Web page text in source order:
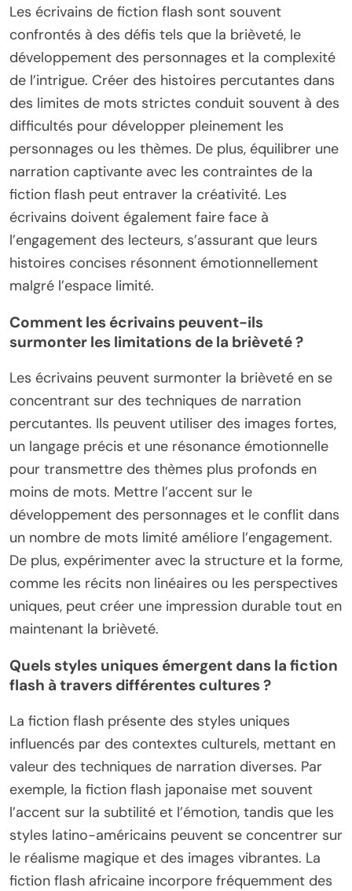
Les écrivains de fiction flash sont souvent
confrontés à des défis tels que la brièveté, le
développement des personnages et la complexité
de l’intrigue. Créer des histoires percutantes dans
des limites de mots strictes conduit souvent à des
difficultés pour développer pleinement les
personnages ou les thèmes. De plus, équilibrer une
narration captivante avec les contraintes de la
fiction flash peut entraver la créativité. Les
écrivains doivent également faire face à
l’engagement des lecteurs, s’assurant que leurs
histoires concises résonnent émotionnellement
malgré l’espace limité.
Comment les écrivains peuvent-ils
surmonter les limitations de la brièveté ?
Les écrivains peuvent surmonter la brièveté en se
concentrant sur des techniques de narration
percutantes. Ils peuvent utiliser des images fortes,
un langage précis et une résonance émotionnelle
pour transmettre des thèmes plus profonds en
moins de mots. Mettre l’accent sur le
développement des personnages et le conflit dans
un nombre de mots limité améliore l’engagement.
De plus, expérimenter avec la structure et la forme,
comme les récits non linéaires ou les perspectives
uniques, peut créer une impression durable tout en
maintenant la brièveté.
Quels styles uniques émergent dans la fiction
flash à travers différentes cultures ?
La fiction flash présente des styles uniques
influencés par des contextes culturels, mettant en
valeur des techniques de narration diverses. Par
exemple, la fiction flash japonaise met souvent
l’accent sur la subtilité et l’émotion, tandis que les
styles latino-américains peuvent se concentrer sur
le réalisme magique et des images vibrantes. La
fiction flash africaine incorpore fréquemment des